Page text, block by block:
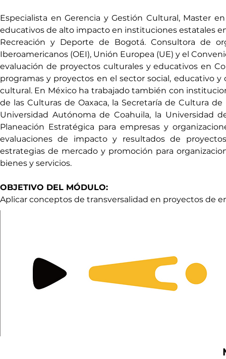
Especialista en Gerencia y Gestión Cultural, Master
educativos de alto impacto en instituciones estatales
Recreación y Deporte de Bogotá. Consultora de
Iberoamericanos (OEI), Unión Europea (UE) y el
evaluación de proyectos culturales y educativos en
programas y proyectos en el sector social, educativo
cultural. En México ha trabajado también con
de las Culturas de Oaxaca, la Secretaría de Cultura
Universidad Autónoma de Coahuila, la Universidad
Planeación Estratégica para empresas y
evaluaciones de impacto y resultados de
estrategias de mercado y promoción para
bienes y servicios.
OBJETIVO DEL MÓDULO:
Aplicar conceptos de transversalidad en proyectos de